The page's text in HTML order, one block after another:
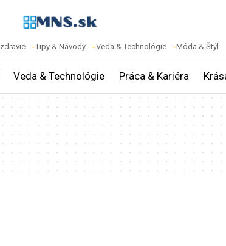
zdravie Tipy & Návody Veda & Technológie Móda & Štýl
Veda & Technológie Práca & Kariéra